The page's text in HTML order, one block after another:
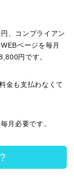
、コンプライアン
ページを毎月
円です。
金も支払わなくて
月必要です。